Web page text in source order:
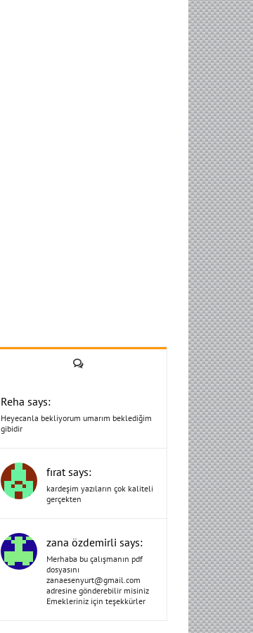
Yorum
Reha says:
Heyecanla bekliyorum umarım beklediğim
gibidir
fırat says:
kardeşim yazıların çok kaliteli
gerçekten
zana özdemirli says:
Merhaba bu çalışmanın pdf
dosyasını
zanaesenyurt@gmail.com
adresine gönderebilir misiniz
Emekleriniz için teşekkürler